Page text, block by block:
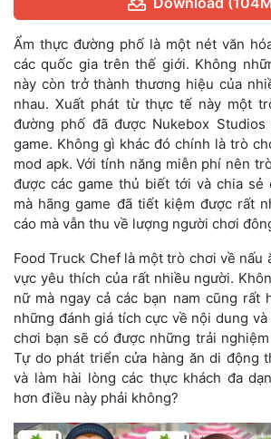
Ẩm thực đường phố là một nét văn
các quốc gia trên thế giới. Không
này còn trở thành thương hiệu của
nhau. Xuất phát từ thực tế này một
đường phố đã được Nukebox
game. Không gì khác đó chính là trò
mod apk. Với tính năng miễn phí nên
được các game thủ biết tới và chia sẻ
mà hãng game đã tiết kiệm được rất
cáo mà vẫn thu về lượng người chơi
Food Truck Chef là một trò chơi về nấu
vực yêu thích của rất nhiều người.
nữ mà ngay cả các bạn nam cũng rất
những đánh giá tích cực về nội dung
chơi bạn sẽ có được những trải
Tự do phát triển cửa hàng ăn di động
và làm hài lòng các thực khách đa
hơn điều này phải không?